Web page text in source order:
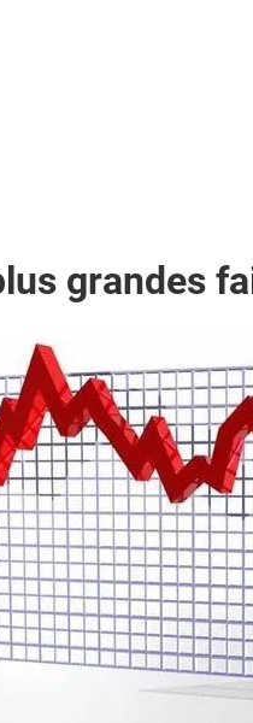
grandes